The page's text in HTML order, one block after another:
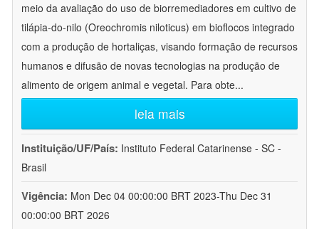
meio da avaliação do uso de biorremediadores em cultivo de
tilápia-do-nilo (Oreochromis niloticus) em bioflocos integrado
com a produção de hortaliças, visando formação de recursos
humanos e difusão de novas tecnologias na produção de
alimento de origem animal e vegetal. Para obte...
leia mais
Instituição/UF/País: Instituto Federal Catarinense - SC -
Brasil
Vigência: Mon Dec 04 00:00:00 BRT 2023-Thu Dec 31
00:00:00 BRT 2026